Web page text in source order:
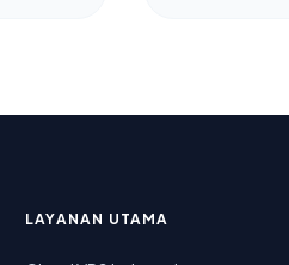
LAYANAN UTAMA